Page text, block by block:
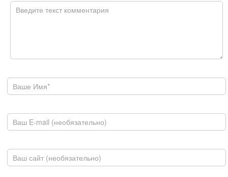
Комментарий*
Ваше имя
E-mail
Домашняя страница